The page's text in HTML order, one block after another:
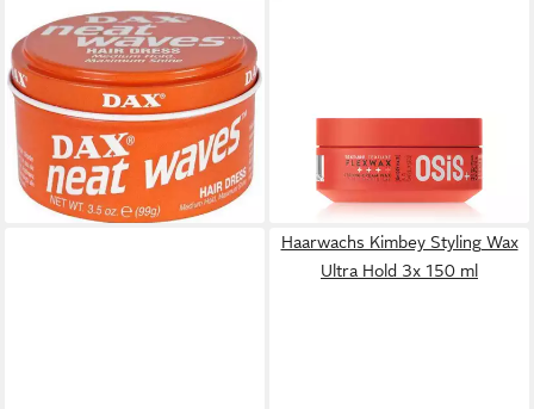
Haarfestiger Dax Neat Waves
Hair Dress Medium Hold 99G
4,99 €
(5,04 €/ 100 g)
lieferbar - in 2-3 Werktagen bei dir
ab 14,99 €
(176,35 €/ 1 l)
lieferbar - in 2-3 Werktagen bei dir
Haarwachs Kimbey Styling Wax
Ultra Hold 3x 150 ml